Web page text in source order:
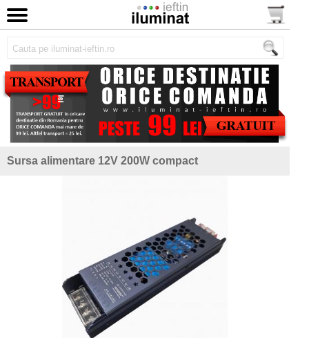
Sursa alimentare 12V 200W compact